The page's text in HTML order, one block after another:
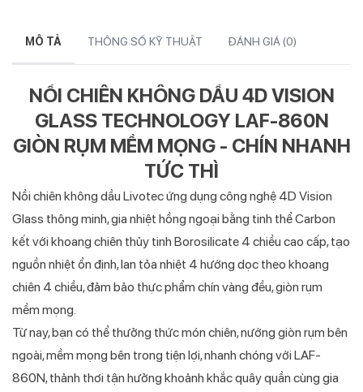
MÔ TẢ THÔNG SỐ KỸ THUẬT ĐÁNH GIÁ (0)
NỒI CHIÊN KHÔNG DẦU 4D VISION
GLASS TECHNOLOGY LAF-860N
GIÒN RỤM MỀM MỌNG - CHÍN NHANH
TỨC THÌ
Nồi chiên không dầu Livotec ứng dụng công nghệ 4D Vision
Glass thông minh, gia nhiệt hồng ngoại bằng tinh thể Carbon
kết với khoang chiên thủy tinh Borosilicate 4 chiều cao cấp, tạo
nguồn nhiệt ổn định, lan tỏa nhiệt 4 hướng dọc theo khoang
chiên 4 chiều, đảm bảo thực phẩm chín vàng đều, giòn rụm
mềm mọng.
Từ nay, bạn có thể thưởng thức món chiên, nướng giòn rụm bên
ngoài, mềm mọng bên trong tiện lợi, nhanh chóng với LAF-
860N, thảnh thơi tận hưởng khoảnh khắc quây quần cùng gia